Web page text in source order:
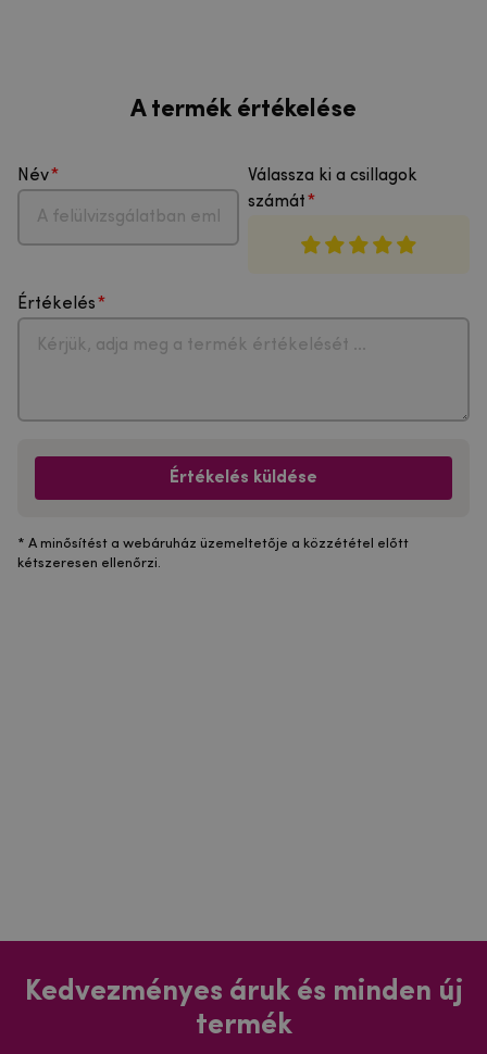
A termék értékelése
Név
Válassza ki a csillagok
számát
Értékelés
Értékelés küldése
* A minősítést a webáruház üzemeltetője a közzététel előtt
kétszeresen ellenőrzi.
Kedvezményes áruk és minden új
termék